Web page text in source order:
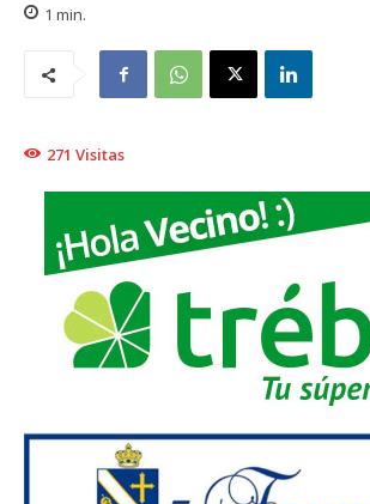
1 min.
271 Visitas